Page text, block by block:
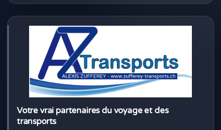
Votre vrai partenaires du voyage et des
transports